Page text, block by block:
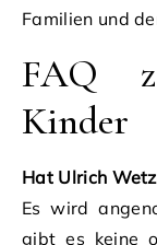
Familien und
FAQ
Kinder
Hat Ulrich
Es wird
gibt es keine